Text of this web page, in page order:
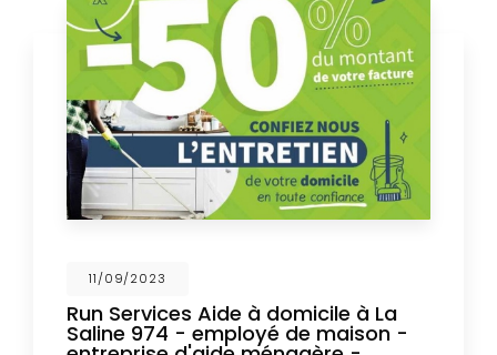
11/09/2023
Run Services Aide à domicile à La
Saline 974 - employé de maison -